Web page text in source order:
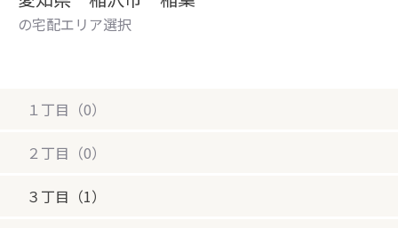
の宅配エリア選択
１丁目（0）
２丁目（0）
３丁目（1）